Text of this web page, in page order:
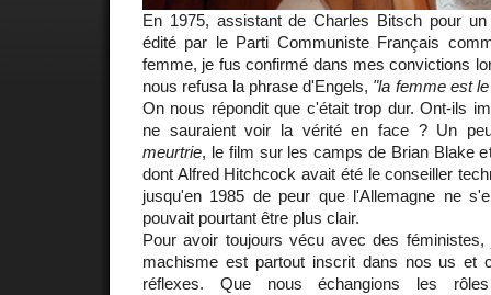
En 1975, assistant de Charles Bitsch pour
édité par le Parti Communiste Français
femme, je fus confirmé dans mes convictions
nous refusa la phrase d'Engels, "la femme est
On nous répondit que c'était trop dur. Ont-ils
ne sauraient voir la vérité en face ? Un
meurtrie, le film sur les camps de Brian Blake
dont Alfred Hitchcock avait été le conseiller
jusqu'en 1985 de peur que l'Allemagne ne
pouvait pourtant être plus clair.
Pour avoir toujours vécu avec des
machisme est partout inscrit dans nos us et
réflexes. Que nous échangions les